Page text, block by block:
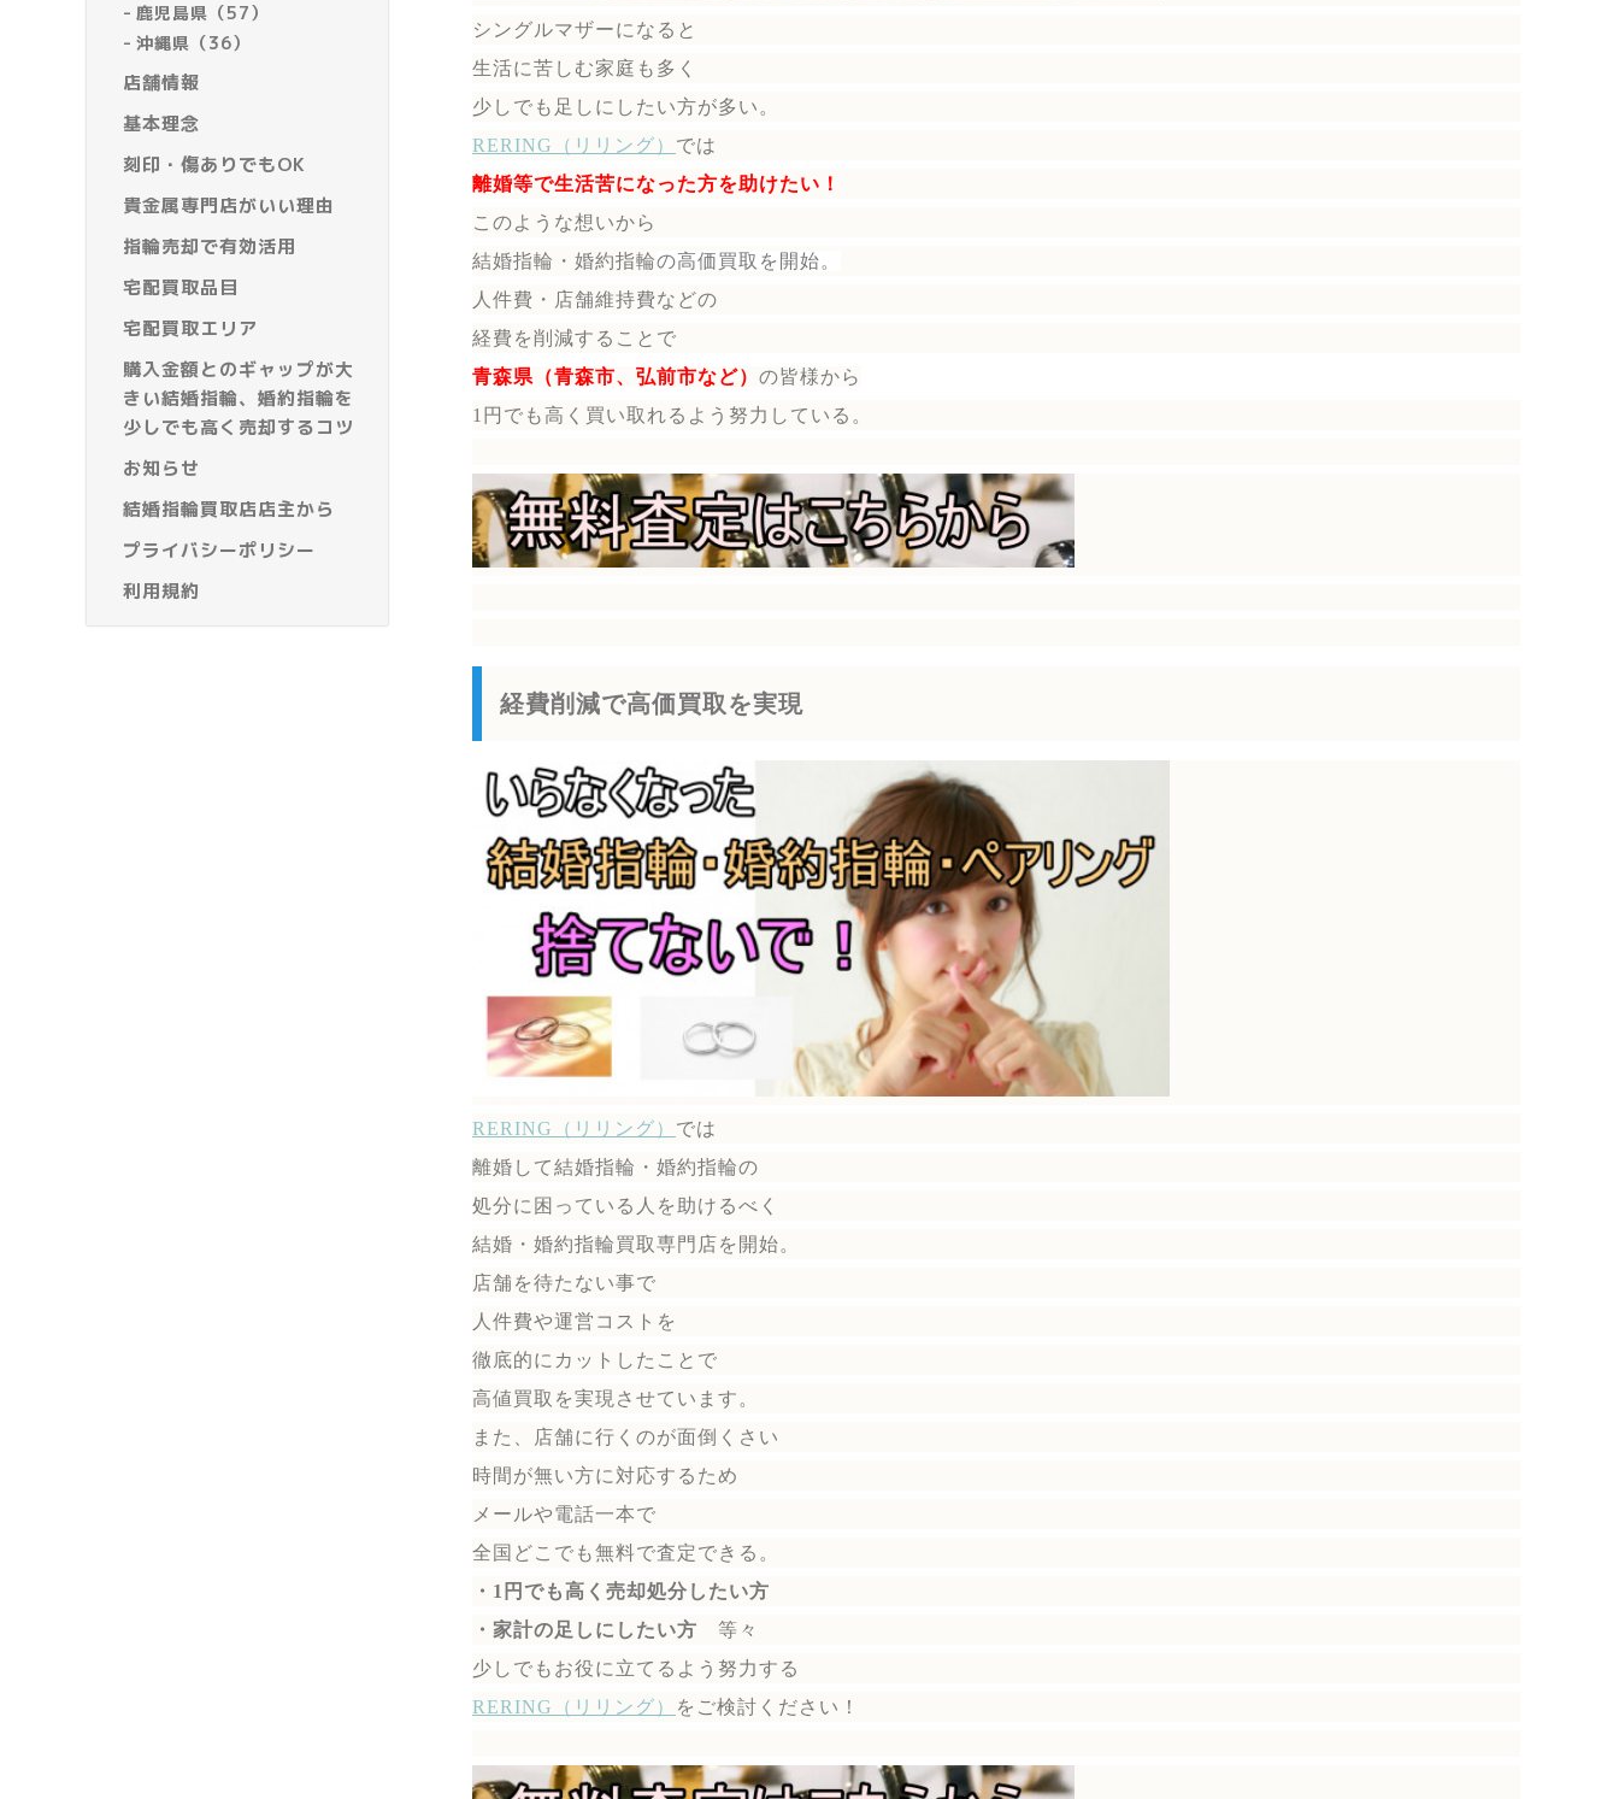
鹿児島県（57）
沖縄県（36）
店舗情報
基本理念
刻印・傷ありでもOK
貴金属専門店がいい理由
指輪売却で有効活用
宅配買取品目
宅配買取エリア
購入金額とのギャップが大
きい結婚指輪、婚約指輪を
少しでも高く売却するコツ
お知らせ
結婚指輪買取店店主から
プライバシーポリシー
利用規約
シングルマザーになると
生活に苦しむ家庭も多く
少しでも足しにしたい方が多い。
RERING（リリング） では
離婚等で生活苦になった方を助けたい！
このような想いから
結婚指輪・婚約指輪の高価買取を開始。
人件費・店舗維持費などの
経費を削減することで
青森県（青森市、弘前市など） の皆様から
1円でも高く買い取れるよう努力している。
経費削減で高価買取を実現
RERING（リリング） では
離婚して結婚指輪・婚約指輪の
処分に困っている人を助けるべく
結婚・婚約指輪買取専門店を開始。
店舗を待たない事で
人件費や運営コストを
徹底的にカットしたことで
高値買取を実現させています。
また、店舗に行くのが面倒くさい
時間が無い方に対応するため
メールや電話一本で
全国どこでも無料で査定できる。
・1円でも高く売却処分したい方
・家計の足しにしたい方 等々
少しでもお役に立てるよう努力する
RERING（リリング）
を ご検討ください！